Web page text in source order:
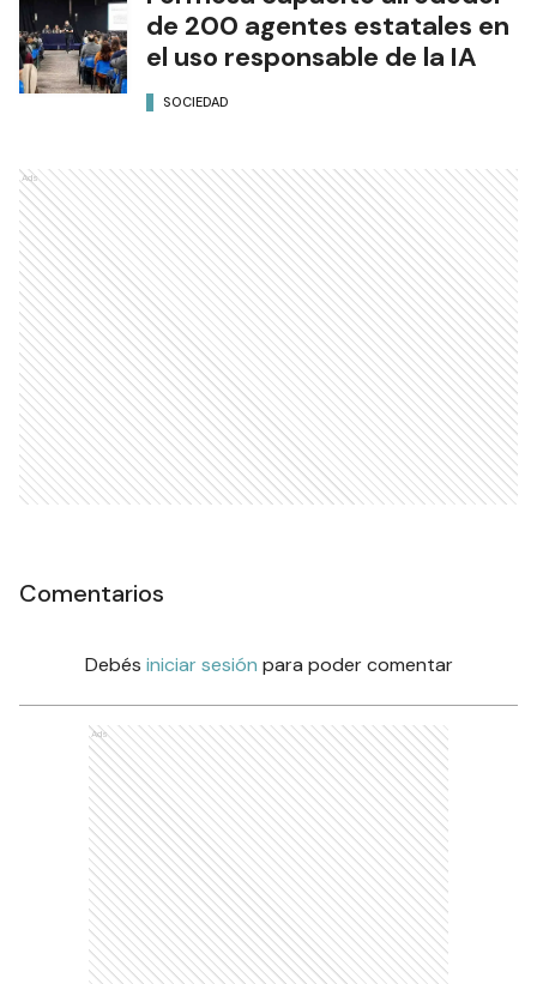
de 200 agentes estatales en
el uso responsable de la IA
SOCIEDAD
Ads
Comentarios
Debés iniciar sesión para poder comentar
Ads